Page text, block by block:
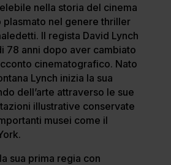
nella storia del cinema
nel genere thriller
Il regista David Lynch
78 anni dopo aver cambiato
cinematografico. Nato
Lynch inizia la sua
dell’arte attraverso le sue
illustrative conservate
musei come il
sua prima regia con